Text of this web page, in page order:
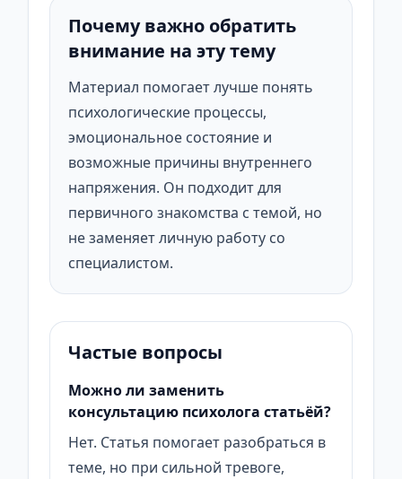
Почему важно обратить
внимание на эту тему
Материал помогает лучше понять
психологические процессы,
эмоциональное состояние и
возможные причины внутреннего
напряжения. Он подходит для
первичного знакомства с темой, но
не заменяет личную работу со
специалистом.
Частые вопросы
Можно ли заменить
консультацию психолога статьёй?
Нет. Статья помогает разобраться в
теме, но при сильной тревоге,